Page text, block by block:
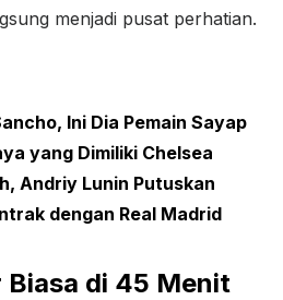
menjadi pusat perhatian.
Ini Dia Pemain Sayap
yang Dimiliki Chelsea
Andriy Lunin Putuskan
dengan Real Madrid
Biasa di 45 Menit